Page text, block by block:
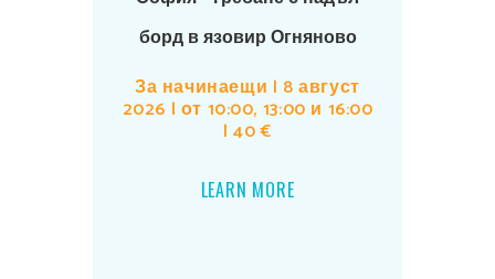
борд в язовир Огняново
За начинаещи | 8 август
2026 | от 10:00, 13:00 и 16:00
| 40 €
LEARN MORE